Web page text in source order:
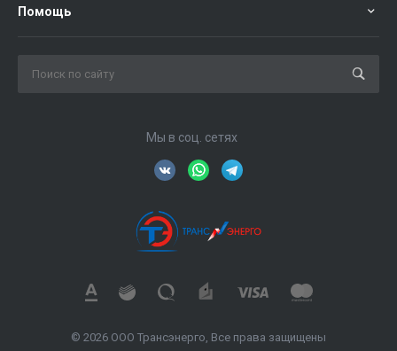
Помощь
Мы в соц. сетях
© 2026 ООО Трансэнерго, Все права защищены